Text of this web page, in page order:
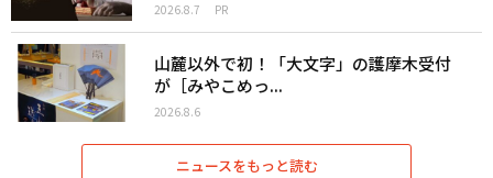
2026.8.7 PR
山麓以外で初！「大文字」の護摩木受付
が［みやこめっ...
2026.8.6
ニュースをもっと読む